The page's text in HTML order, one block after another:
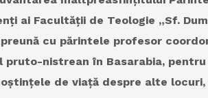
ai Facultății de Teologie „Sf.
cu părintele profesor
nistrean în Basarabia,
de viață despre alte